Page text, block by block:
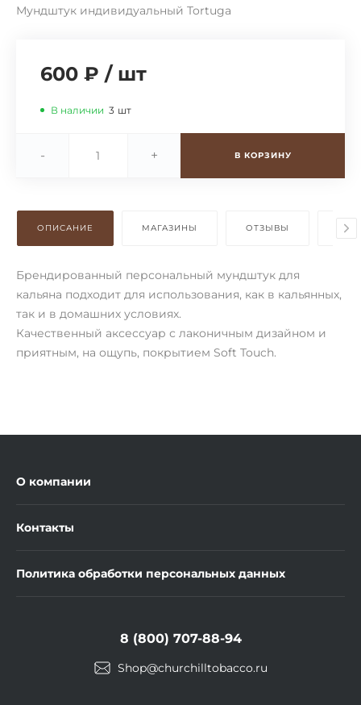
Мундштук индивидуальный Tortuga
600 ₽ / шт
В наличии 3 шт
- + В КОРЗИНУ
ОПИСАНИЕ МАГАЗИНЫ ОТЗЫВЫ
Брендированный персональный мундштук для
кальяна подходит для использования, как в кальянных,
так и в домашних условиях.
Качественный аксессуар с лаконичным дизайном и
приятным, на ощупь, покрытием Soft Touch.
О компании
Контакты
Политика обработки персональных данных
Shop@churchilltobacco.ru
8 (800) 707-88-94